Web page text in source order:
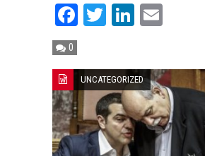
Facebook
TwitterLinkedIn
0
UNCATEGORIZED